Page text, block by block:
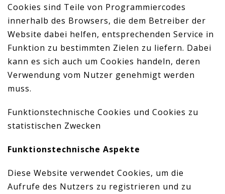
Cookies sind Teile von Programmiercodes
innerhalb des Browsers, die dem Betreiber der
Website dabei helfen, entsprechenden Service in
Funktion zu bestimmten Zielen zu liefern. Dabei
kann es sich auch um Cookies handeln, deren
Verwendung vom Nutzer genehmigt werden
muss.
Funktionstechnische Cookies und Cookies zu
statistischen Zwecken
Funktionstechnische Aspekte
Diese Website verwendet Cookies, um die
Aufrufe des Nutzers zu registrieren und zu